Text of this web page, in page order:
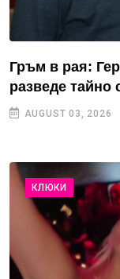
Гръм в рая:
разведе тайно
AUGUST 03, 2026
КЛЮКИ